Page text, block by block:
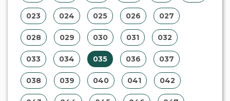
023 024 025 026 027
028 029 030 031 032
033 034 035 036 037
038 039 040 041 042